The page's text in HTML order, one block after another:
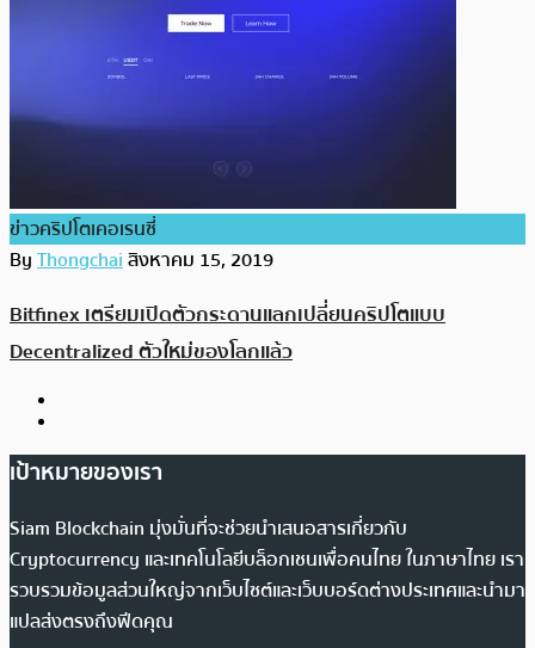
ข่าวคริปโตเคอเรนซี่
ByThongchaiสิงหาคม 15, 2019
Bitfinex เตรียมเปิดตัวกระดานแลกเปลี่ยนคริปโตแบบ
Decentralized ตัวใหม่ของโลกแล้ว
เป้าหมายของเรา
Siam Blockchain มุ่งมั่นที่จะช่วยนำเสนอสารเกี่ยวกับ
Cryptocurrency และเทคโนโลยีบล็อกเชนเพื่อคนไทย ในภาษาไทย เรา
รวบรวมข้อมูลส่วนใหญ่จากเว็บไซต์และเว็บบอร์ดต่างประเทศและนำมา
แปลส่งตรงถึงฟีดคุณ